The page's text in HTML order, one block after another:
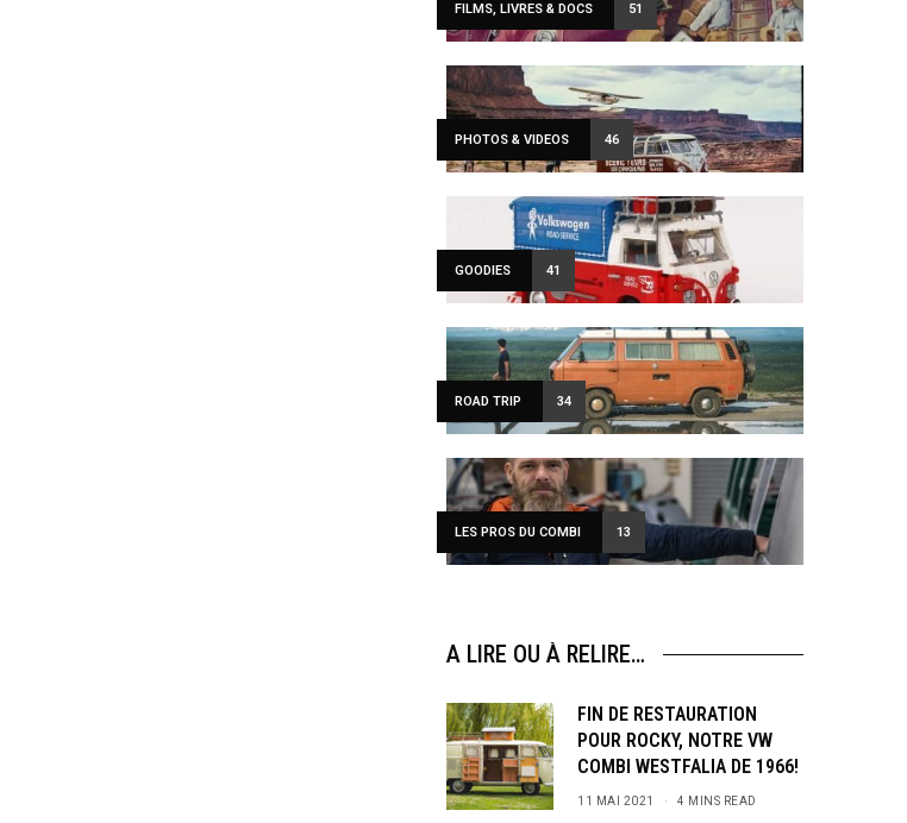
FILMS, LIVRES & DOCS 51
PHOTOS & VIDEOS 46
GOODIES 41
ROAD TRIP 34
LES PROS DU COMBI 13
A LIRE OU À RELIRE…
FIN DE RESTAURATION
POUR ROCKY, NOTRE VW
COMBI WESTFALIA DE 1966!
11 MAI 2021 4 MINS READ